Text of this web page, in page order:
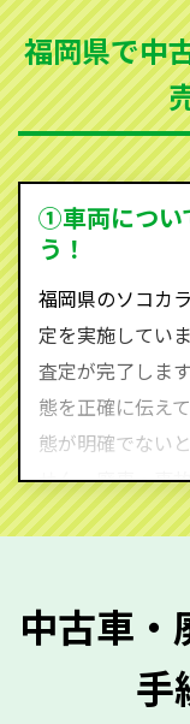
まった車、車検
買取可能です。
ソコカラは世界
を持ち、国内に
ため、中間マー
を実現し、お客
す。
590-870）まで
査定・ご相談・
心してお問い合
福岡県で中
①車両につい
う！
福岡県のソコカ
定を実施してい
査定が完了しま
態を正確に伝え
態が明確でない
せん。廃車・事
ご準備ください
質問させていた
メーカー／車
中古車・
手